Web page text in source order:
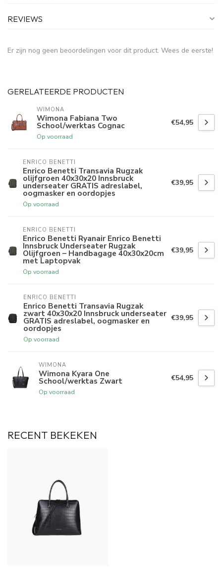
REVIEWS
Er zijn nog geen beoordelingen voor dit product. Wees de eerste!
GERELATEERDE PRODUCTEN
WIMONA
Wimona Fabiana Two
School/werktas Cognac
Op voorraad
€54,95
ENRICO BENETTI
Enrico Benetti Transavia Rugzak
olijfgroen 40x30x20 Innsbruck
underseater GRATIS adreslabel,
oogmasker en oordopjes
Op voorraad
€39,95
ENRICO BENETTI
Enrico Benetti Ryanair Enrico Benetti
Innsbruck Underseater Rugzak
Olijfgroen – Handbagage 40x30x20cm
met Laptopvak
Op voorraad
€39,95
ENRICO BENETTI
Enrico Benetti Transavia Rugzak
zwart 40x30x20 Innsbruck underseater
GRATIS adreslabel, oogmasker en
oordopjes
Op voorraad
€39,95
WIMONA
Wimona Kyara One
School/werktas Zwart
Op voorraad
€54,95
RECENT BEKEKEN